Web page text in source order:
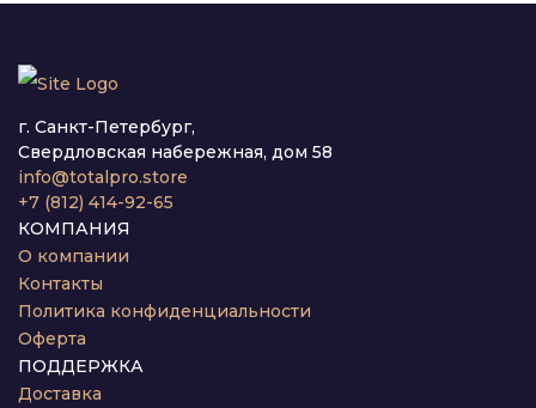
г. Санкт-Петербург,
Свердловская набережная, дом 58
info@totalpro.store
+7 (812) 414-92-65
КОМПАНИЯ
О компании
Контакты
Политика конфиденциальности
Оферта
ПОДДЕРЖКА
Доставка